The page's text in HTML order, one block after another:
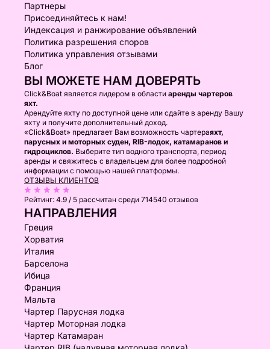
Партнеры
Присоединяйтесь к нам!
Индексация и ранжирование объявлений
Политика разрешения споров
Политика управления отзывами
Блог
ВЫ МОЖЕТЕ НАМ ДОВЕРЯТЬ
Click&Boat является лидером в области аренды чартеров
яхт.
Арендуйте яхту по доступной цене или сдайте в аренду Вашу
яхту и получите дополнительный доход.
«Click&Boat» предлагает Вам возможность чартераяхт,
парусных и моторных суден, RIB-лодок, катамаранов и
гидроциклов. Выберите тип водного транспорта, период
аренды и свяжитесь с владельцем для более подробной
информации с помощью нашей платформы.
ОТЗЫВЫ КЛИЕНТОВ
Рейтинг: 4.9 / 5 рассчитан среди 714540 отзывов
НАПРАВЛЕНИЯ
Греция
Хорватия
Италия
Барселона
Ибица
Франция
Мальта
Чартер Парусная лодка
Чартер Моторная лодка
Чартер Катамаран